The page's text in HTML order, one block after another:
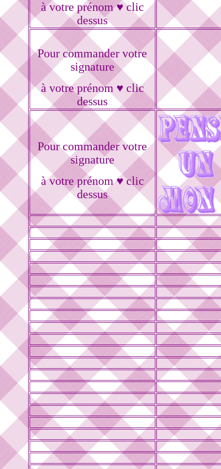
à votre prénom ♥ clic
dessus
Pour commander votre
signature
à votre prénom ♥ clic
dessus
Pour commander votre
signature
à votre prénom ♥ clic
dessus